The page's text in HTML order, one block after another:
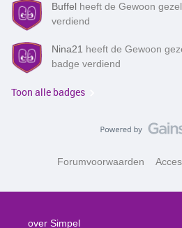
Buffel heeft de Gewoon
verdiend
Nina21 heeft de Gewoon
badge verdiend
Toon alle badges
Forumvoorwaarden
over Simpel